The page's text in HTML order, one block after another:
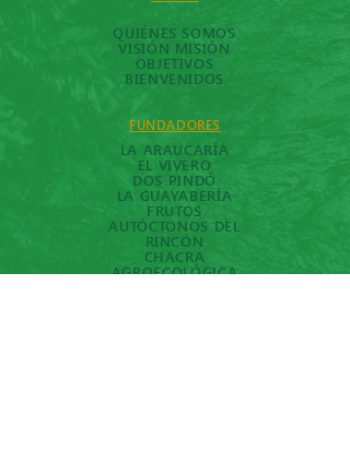
QUIÉNES SOMOS
VISIÓN MISIÓN
OBJETIVOS
BIENVENIDOS
LA ARAUCARÍA​
EL VIVERO
DOS PINDÓ
LA GUAYABERÍA
FRUTOS
AUTÓCTONOS DEL
RINCÓN
CHACRA
AGROECOLÓGICA
FUNDADORES